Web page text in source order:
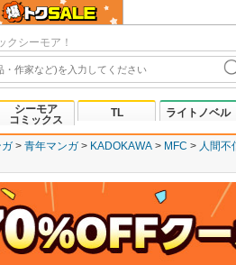
クシーモア！
シーモア
コミックス
TL ライトノベル
ガ 青年マンガ KADOKAWA MFC 人間不